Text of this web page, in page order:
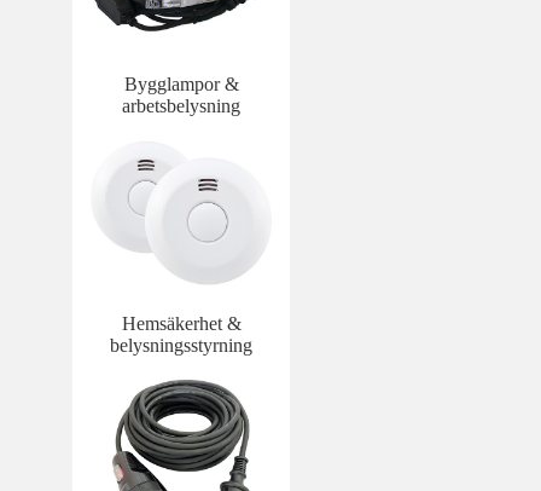
Bygglampor &
arbetsbelysning
Hemsäkerhet &
belysningsstyrning